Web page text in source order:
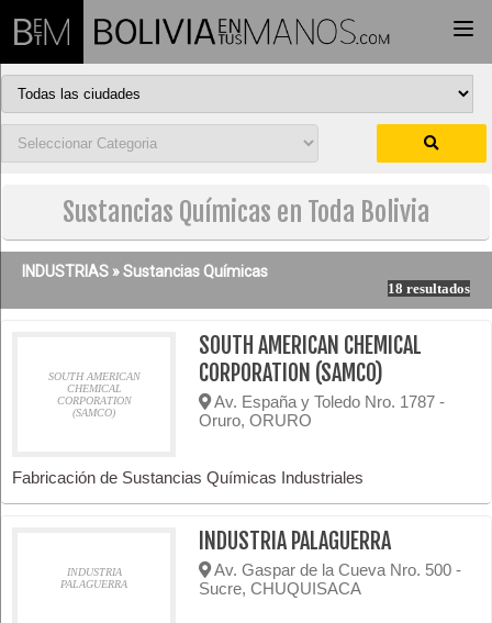
Sustancias Químicas en Toda Bolivia
INDUSTRIAS »Sustancias Químicas
18 resultados
SOUTH AMERICAN
CHEMICAL
CORPORATION
(SAMCO)
SOUTH AMERICAN CHEMICAL
CORPORATION (SAMCO)
Av. España y Toledo Nro. 1787 -
Oruro, ORURO
Fabricación de Sustancias Químicas Industriales
INDUSTRIA
PALAGUERRA
INDUSTRIA PALAGUERRA
Av. Gaspar de la Cueva Nro. 500 -
Sucre, CHUQUISACA